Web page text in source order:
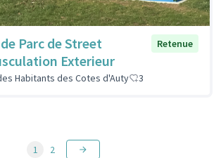
Parc de Street
Exterieur
Retenue
Habitants des Cotes d'Auty 3
1 2